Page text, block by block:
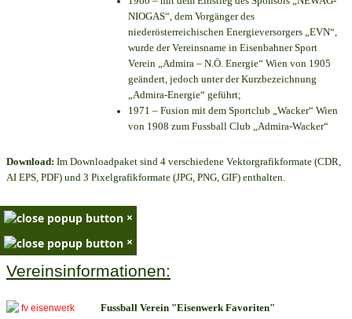
NIOGAS“, dem Vorgänger des
niederösterreichischen Energieversorgers „EVN“,
wurde der Vereinsname in Eisenbahner Sport
Verein „Admira – N.Ö. Energie“ Wien von 1905
geändert, jedoch unter der Kurzbezeichnung
„Admira-Energie“ geführt;
1971 – Fusion mit dem Sportclub „Wacker“ Wien
von 1908 zum Fussball Club „Admira-Wacker“
Download: Im Downloadpaket sind 4 verschiedene Vektorgrafikformate (CDR,
AI EPS, PDF) und 3 Pixelgrafikformate (JPG, PNG, GIF) enthalten.
×
×
Vereinsinformationen:
Fussball Verein "Eisenwerk Favoriten"